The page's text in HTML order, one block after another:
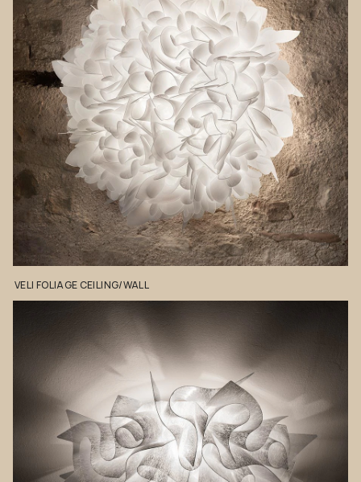
VELI FOLIAGECEILING/WALL